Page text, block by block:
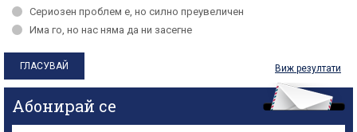
Сериозен проблем е, но силно преувеличен
Има го, но нас няма да ни засегне
Виж резултати
Абонирай се